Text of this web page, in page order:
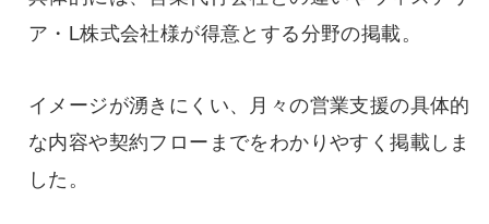
ア・L株式会社様が得意とする分野の掲載。
イメージが湧きにくい、月々の営業支援の具体的
な内容や契約フローまでをわかりやすく掲載しま
した。